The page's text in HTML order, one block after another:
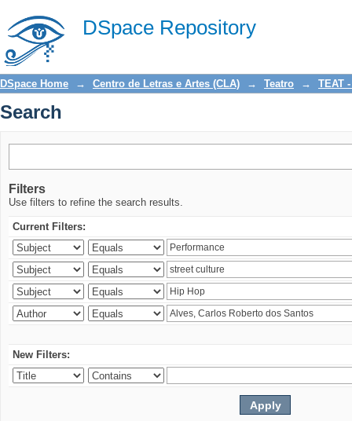
DSpace Repository
Search
DSpace Home → Centro de Letras e Artes (CLA) → Teatro → TEAT
Search
Filters
Use filters to refine the search results.
Current Filters:
New Filters: